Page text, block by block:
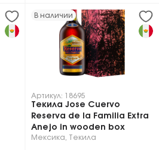
В наличии
Артикул: 18695
Текила Jose Cuervo
Reserva de la Familia Extra
Anejo in wooden box
Мексика Текила